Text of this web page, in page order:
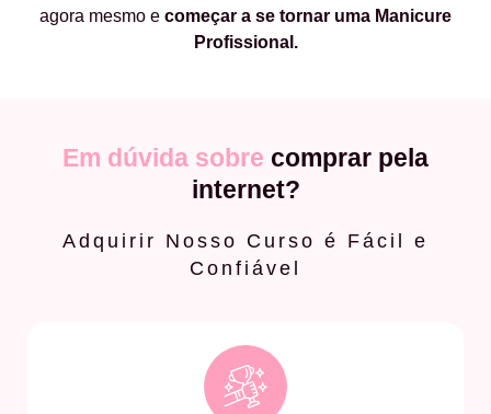
agora mesmo e começar a se tornar uma Manicure
Profissional.
Em dúvida sobre comprar pela
internet?
Adquirir Nosso Curso é Fácil e
Confiável